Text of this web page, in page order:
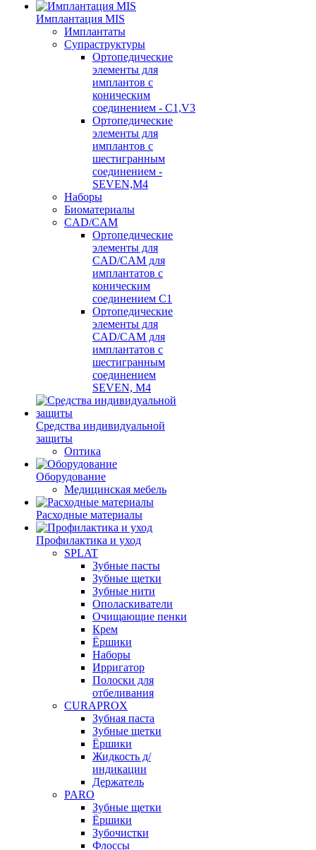
Имплантация MIS
Имплантаты
Супраструктуры
Ортопедические
элементы для
имплантов с
коническим
соединением - C1,V3
Ортопедические
элементы для
имплантов с
шестигранным
соединением -
SEVEN,M4
Наборы
Биоматериалы
CAD/CAM
Ортопедические
элементы для
CAD/CAM для
имплантатов с
коническим
соединением С1
Ортопедические
элементы для
CAD/CAM для
имплантатов с
шестигранным
соединением
SEVEN, М4
Средства индивидуальной
защиты
Оптика
Оборудование
Медицинская мебель
Расходные материалы
Профилактика и уход
SPLAT
Зубные пасты
Зубные щетки
Зубные нити
Ополаскиватели
Очищающие пенки
Крем
Ёршики
Наборы
Ирригатор
Полоски для
отбеливания
CURAPROX
Зубная паста
Зубные щетки
Ёршики
Жидкость д/
индикации
Держатель
PARO
Зубные щетки
Ёршики
Зубочистки
Флоссы